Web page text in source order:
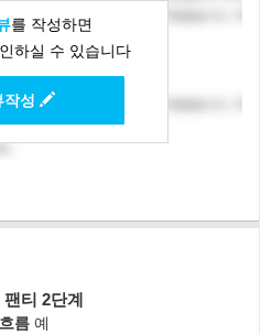
를 작성하면
하실 수 있습니다
작성
티 2단계
름 예